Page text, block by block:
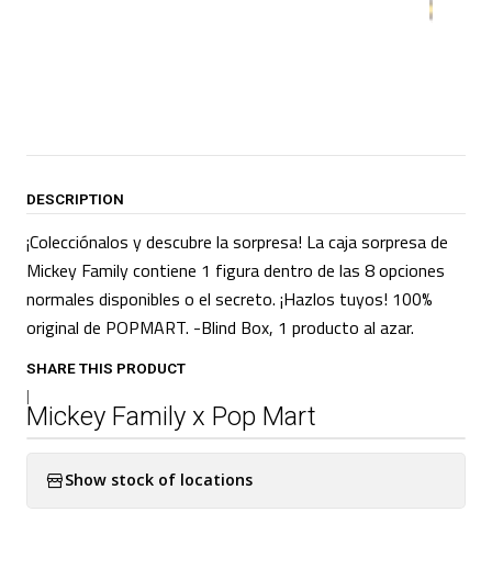
DESCRIPTION
¡Colecciónalos y descubre la sorpresa! La caja sorpresa de
Mickey Family contiene 1 figura dentro de las 8 opciones
normales disponibles o el secreto. ¡Hazlos tuyos! 100%
original de POPMART. -Blind Box, 1 producto al azar.
SHARE THIS PRODUCT
|
Mickey Family x Pop Mart
Show stock of locations